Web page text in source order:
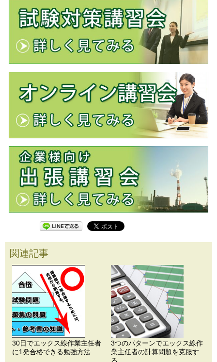
関連記事
30日でエックス線作業主任者
に1発合格できる勉強方法
3つのパターンでエックス線作
業主任者の計算問題を克服す